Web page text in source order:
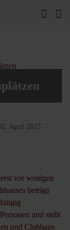
April 2015
vor wenigen
beträgt
und stellt
und Clubhaus